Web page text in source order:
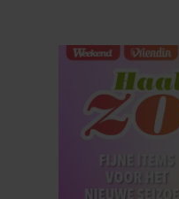
Met de